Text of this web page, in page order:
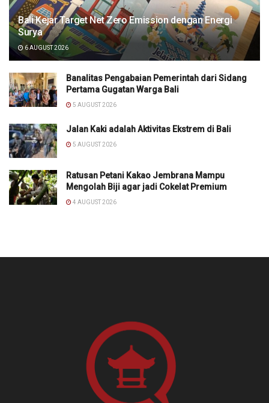
Bali Kejar Target Net Zero Emission dengan Energi
Surya
6 AUGUST 2026
Banalitas Pengabaian Pemerintah dari Sidang
Pertama Gugatan Warga Bali
5 AUGUST 2026
Jalan Kaki adalah Aktivitas Ekstrem di Bali
5 AUGUST 2026
Ratusan Petani Kakao Jembrana Mampu
Mengolah Biji agar jadi Cokelat Premium
4 AUGUST 2026